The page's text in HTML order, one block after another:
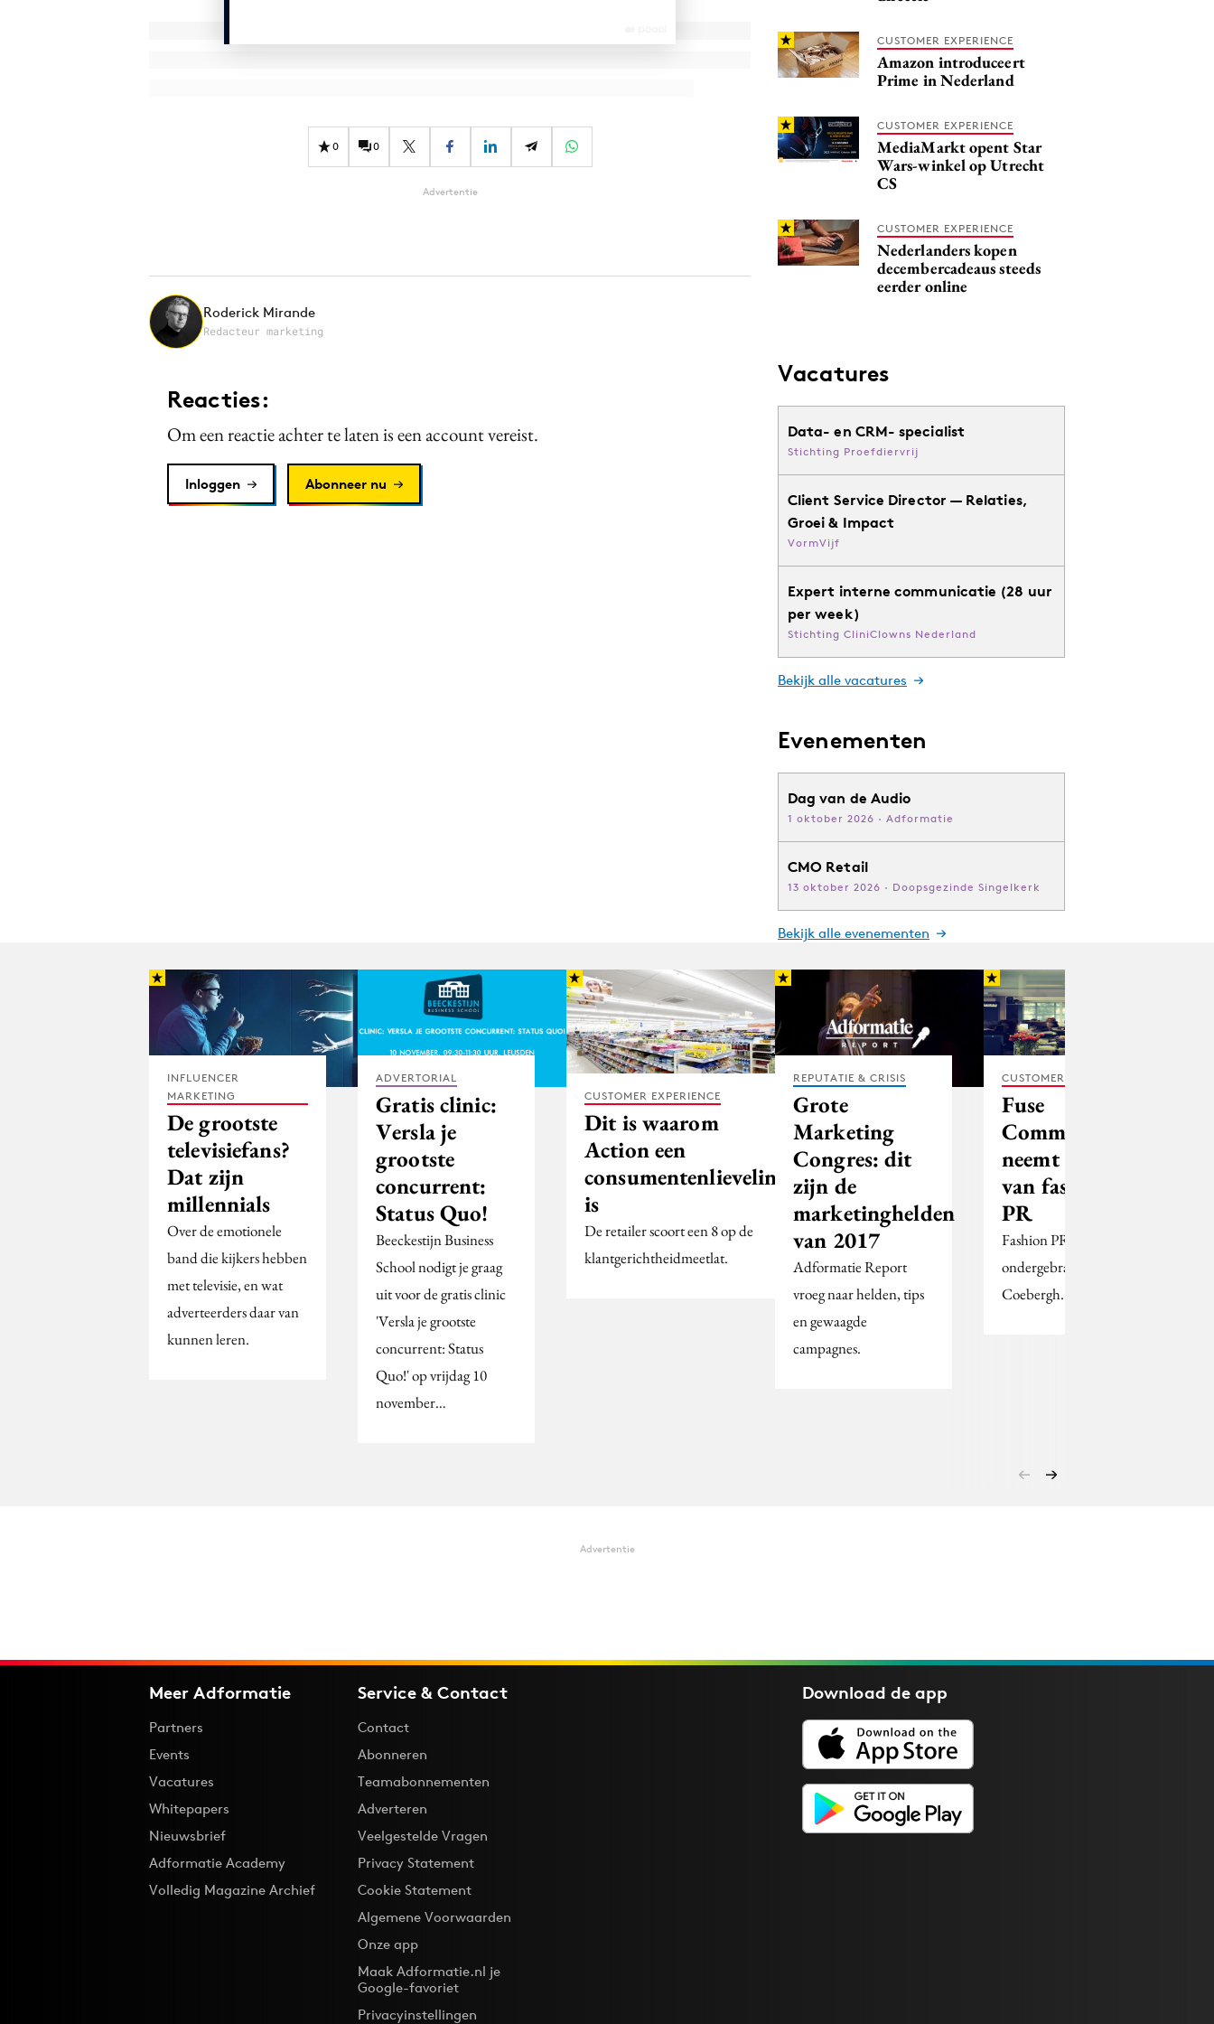
0 0
Advertentie
Roderick Mirande
Redacteur marketing
Reacties:
Om een reactie achter te laten is een account vereist.
Inloggen Abonneer nu
CUSTOMER EXPERIENCE
Amazon introduceert
Prime in Nederland
CUSTOMER EXPERIENCE
MediaMarkt opent Star
Wars-winkel op Utrecht
CS
CUSTOMER EXPERIENCE
Nederlanders kopen
decembercadeaus steeds
eerder online
Vacatures
Data- en CRM- specialist
Stichting Proefdiervrij
Client Service Director — Relaties,
Groei & Impact
VormVijf
Expert interne communicatie (28 uur
per week)
Stichting CliniClowns Nederland
Bekijk alle vacatures
Evenementen
Dag van de Audio
1 oktober 2026 · Adformatie
CMO Retail
13 oktober 2026 · Doopsgezinde Singelkerk
Bekijk alle evenementen
INFLUENCER
MARKETING
De grootste
televisiefans?
Dat zijn
millennials
Over de emotionele
band die kijkers hebben
met televisie, en wat
adverteerders daar van
kunnen leren.
ADVERTORIAL
Gratis clinic:
Versla je
grootste
concurrent:
Status Quo!
Beeckestijn Business
School nodigt je graag
uit voor de gratis clinic
'Versla je grootste
concurrent: Status
Quo!' op vrijdag 10
november…
CUSTOMER EXPERIENCE
Dit is waarom
Action een
consumentenlieveling
is
De retailer scoort een 8 op de
klantgerichtheidmeetlat.
REPUTATIE & CRISIS
Grote
Marketing
Congres: dit
zijn de
marketinghelden
van 2017
Adformatie Report
vroeg naar helden, tips
en gewaagde
campagnes.
CUSTOMER EXPERIENCE
Fuse
Communication
neemt afscheid
van fashion
PR
Fashion PR wordt
ondergebracht bij
Coebergh.
Advertentie
Meer Adformatie
Partners
Events
Vacatures
Whitepapers
Nieuwsbrief
Adformatie Academy
Volledig Magazine Archief
Service & Contact
Contact
Abonneren
Teamabonnementen
Adverteren
Veelgestelde Vragen
Privacy Statement
Cookie Statement
Algemene Voorwaarden
Onze app
Maak Adformatie.nl je
Google-favoriet
Privacyinstellingen
Download deapp